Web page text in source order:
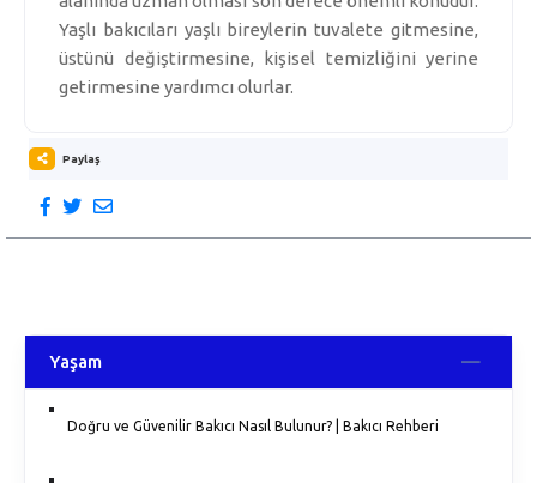
Yaşlı bakıcıları yaşlı bireylerin tuvalete gitmesine,
üstünü değiştirmesine, kişisel temizliğini yerine
getirmesine yardımcı olurlar.
Paylaş
Yaşam
Doğru ve Güvenilir Bakıcı Nasıl Bulunur? | Bakıcı Rehberi